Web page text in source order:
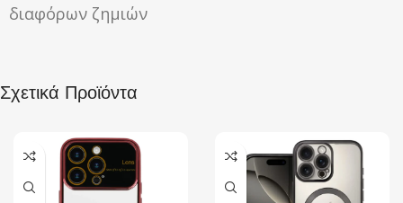
διαφόρων ζημιών
Σχετικά Προϊόντα